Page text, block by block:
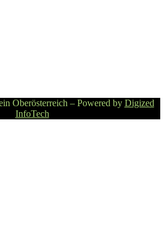
Oberösterreich – Powered by Digized
InfoTech